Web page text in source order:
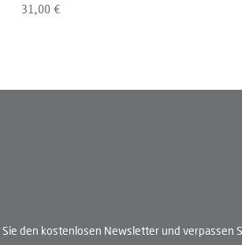
Regulärer Preis:
31,00 €
den kostenlosen Newsletter und verpassen